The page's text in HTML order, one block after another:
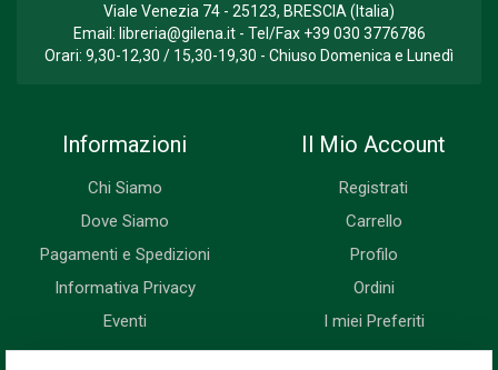
Viale Venezia 74 - 25123, BRESCIA (Italia)
Email: libreria@gilena.it- Tel/Fax +39 030 3776786
Orari: 9,30-12,30 / 15,30-19,30 - Chiuso Domenica e Lunedì
Informazioni
Chi Siamo
Dove Siamo
Pagamenti e Spedizioni
Informativa Privacy
Eventi
Il Mio Account
Registrati
Carrello
Profilo
Ordini
I miei Preferiti